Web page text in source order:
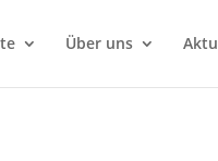
Über uns